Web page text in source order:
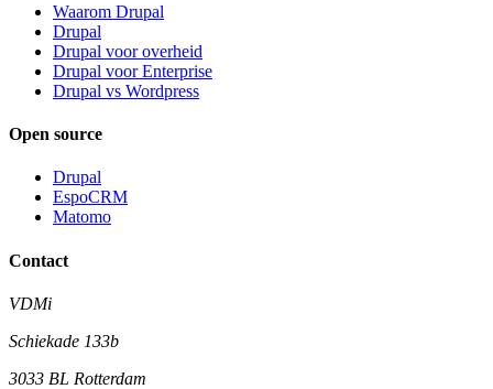
Waarom Drupal
Drupal
Drupal voor overheid
Drupal voor Enterprise
Drupal vs Wordpress
Open source
Drupal
EspoCRM
Matomo
Contact
VDMi
Schiekade 133b
3033 BL Rotterdam